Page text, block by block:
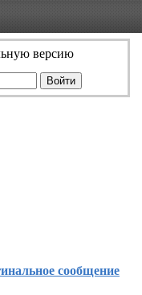
версию
сообщение